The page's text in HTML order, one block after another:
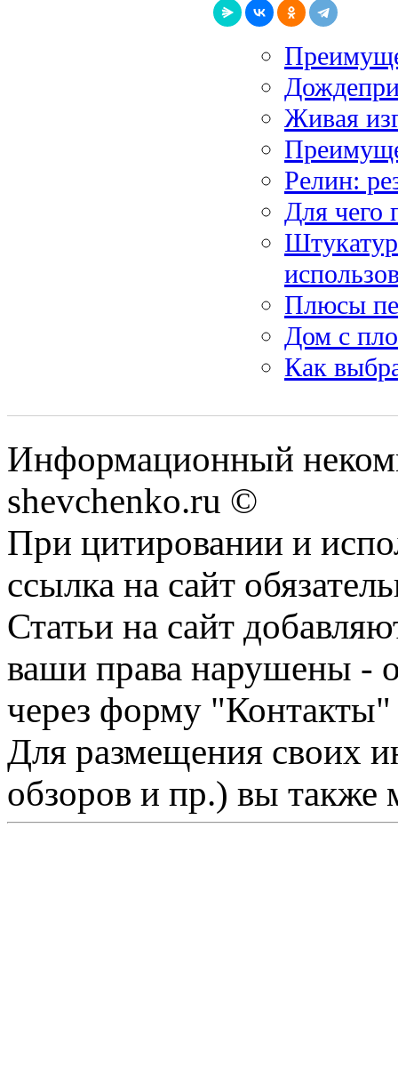
Живая
Релин:
Для чего
Плюсы
Дом с
Как
Информационный
shevchenko.ru ©
При цитировании и
ссылка на сайт
Статьи на сайт
ваши права нарушены -
через форму "Контакты"
Для размещения своих
обзоров и пр.) вы также